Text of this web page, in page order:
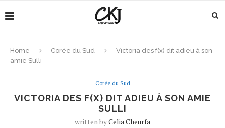
Home Corée du Sud
Victoria des f(x) dit adieu à son
amie Sulli
Corée du Sud
VICTORIA DES F(X) DIT ADIEU À SON AMIE
SULLI
written byCelia Cheurfa